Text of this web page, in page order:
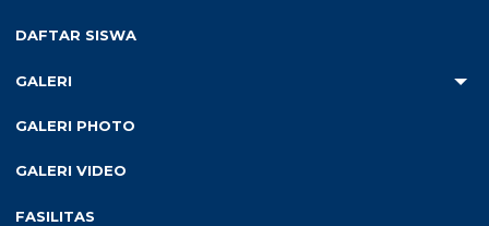
DAFTAR SISWA
GALERI
GALERI PHOTO
GALERI VIDEO
FASILITAS
15 Mar 2024
Sesama di Ramadhan